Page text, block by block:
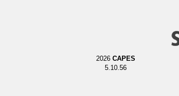
2026 CAPES
5.10.56